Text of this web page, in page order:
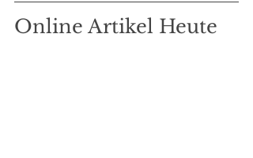
Online Artikel Heute